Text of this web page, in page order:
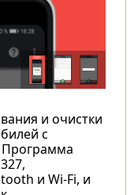
и очистки
с
Программа
и Wi-Fi, и